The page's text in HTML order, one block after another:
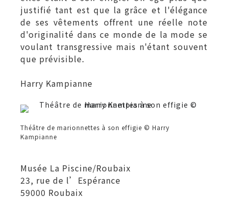
justifié tant est que la grâce et l'élégance
de ses vêtements offrent une réelle note
d'originalité dans ce monde de la mode se
voulant transgressive mais n'étant souvent
que prévisible.
Harry Kampianne
Théâtre de marionnettes à son effigie © Harry
Kampianne
Musée La Piscine/Roubaix
23, rue de l’Espérance
59000 Roubaix